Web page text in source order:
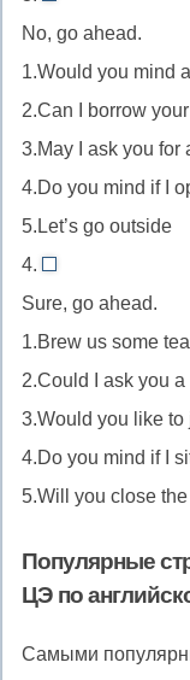
с
порядке
оказанную
услугу.
//
No,
go
ahead
—
просьбу
о
разрешении
что-
то
No, go ahead.
1.Would you mind
2.Can I borrow
3.May I ask you for
4.Do you mind if I
5.Let’s go outside
4.
//
Sure,
go
ahead
дает
действие
Sure, go ahead.
1.Brew us some
2.Could I ask you
3.Would you like to
4.Do you mind if I
5.Will you close
Популярные
ЦЭ по
Самыми